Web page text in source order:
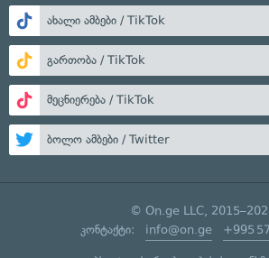
ახალი ამბები / TikTok
გართობა / TikTok
მეცნიერება / TikTok
ბოლო ამბები / Twitter
© On.ge LLC,
კონტაქტი: info@on.ge +995